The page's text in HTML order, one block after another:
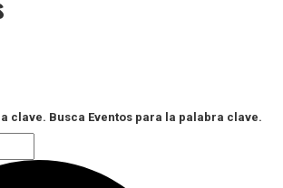
clave. Busca Eventos para la palabra clave.